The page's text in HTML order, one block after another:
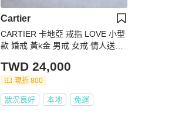
Cartier
CARTIER 卡地亞 戒指 LOVE 小型
款 婚戒 黃k金 男戒 女戒 情人送禮
TWD 24,000
現折 800
狀況良好 本地 免運